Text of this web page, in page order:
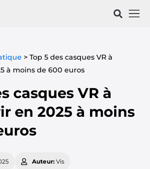
> Top 5 des casques VR à
à moins de 600 euros
casques VR à
en 2025 à moins
Auteur: Vis